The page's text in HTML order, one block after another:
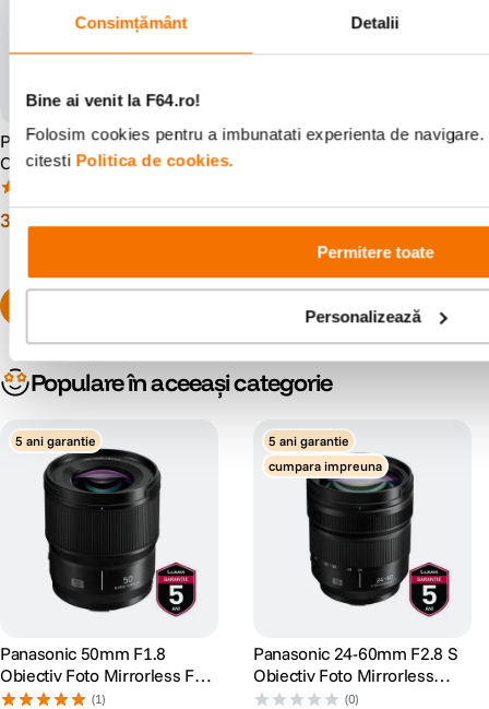
Consimțământ Detalii
Bine ai venit la F64.ro!
Folosim cookies pentru a imbunatati experienta de
citesti Politica de cookies.
Permitere toate
Personalizează
Panasonic Lumix S 85mm
Obiectiv Foto Mirrorless F1.8
Full Frame Montura L
3 299 lei
Panasonic 50mm F1.8
1.899 lei
Populare în aceeași categorie
5 ani garantie
Panasonic 50mm F1.8
Obiectiv Foto Mirrorless Full
Frame L-mount (White-box)
(1)
5 ani garantie
cumpara impreuna
Panasonic 24-60mm F2.8 S
Obiectiv Foto Mirrorless
Montura L
(0)